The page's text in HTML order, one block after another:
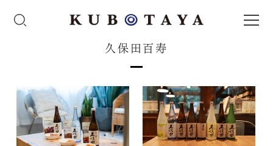
久保田百寿